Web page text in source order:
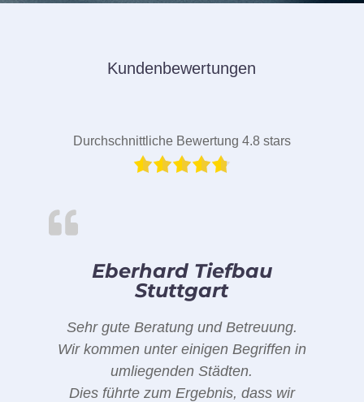
Kundenbewertungen
Durchschnittliche Bewertung 4.8 stars
Eberhard Tiefbau
Stuttgart
Sehr gute Beratung und Betreuung.
Wir kommen unter einigen Begriffen in
umliegenden Städten.
Dies führte zum Ergebnis, dass wir